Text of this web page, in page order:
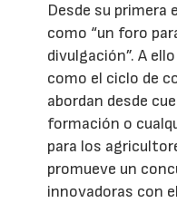
Desde su primera
como “un foro
divulgación”. A
como el ciclo de
abordan desde
formación o
para los
promueve un
innovadoras con